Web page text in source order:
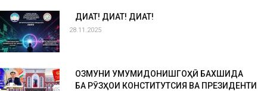
ДИҚҚАТ! ДИҚҚАТ! ДИҚҚАТ!
28.11.2025
ОЗМУНИ УМУМИДОНИШГОҲӢ БАХШИДА
БА РӮЗҲОИ КОНСТИТУТСИЯ ВА ПРЕЗИДЕНТИ